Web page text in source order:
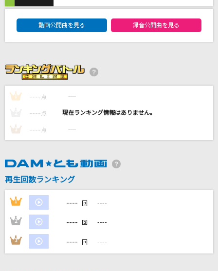
CENTURY COLOR
RAY-GUNS
つじあやの
[生音]アゲハ蝶
カラオケ最新情報をチェック！
カラオケをもっと楽しもう！
動画公開曲を見る 録音公開曲を見る
1 ---- 点 ----
---- 点 ----
3 ---- 点 ----
再生回数ランキング
1 ---- 回 ----
2 ---- 回 ----
3 ---- 回 ----